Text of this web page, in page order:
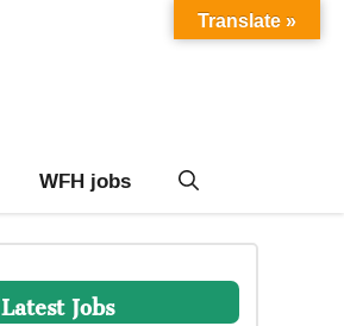
WFH jobs
Latest Jobs
Translate »